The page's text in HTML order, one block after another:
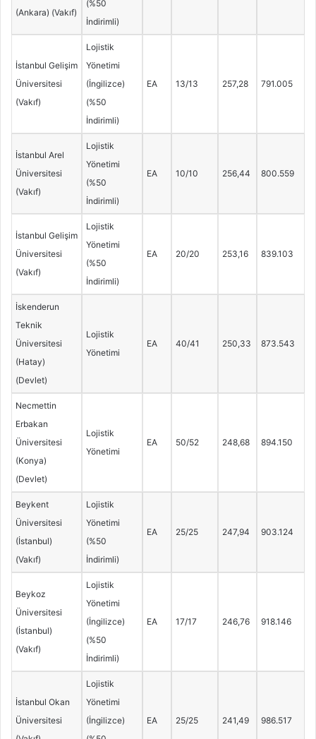
(Ankara) (Vakıf)
(%50
İndirimli)
İstanbul Gelişim
Üniversitesi
(Vakıf)
Lojistik
Yönetimi
(İngilizce)
(%50
İndirimli)
EA 13/13 257,28 791.005
İstanbul Arel
Üniversitesi
(Vakıf)
Lojistik
Yönetimi
(%50
İndirimli)
EA 10/10 256,44 800.559
İstanbul Gelişim
Üniversitesi
(Vakıf)
Lojistik
Yönetimi
(%50
İndirimli)
EA 20/20 253,16 839.103
İskenderun
Teknik
Üniversitesi
(Hatay)
(Devlet)
Lojistik
Yönetimi
EA 40/41 250,33 873.543
Necmettin
Erbakan
Üniversitesi
(Konya)
(Devlet)
Lojistik
Yönetimi
EA 50/52 248,68 894.150
Beykent
Üniversitesi
(İstanbul)
(Vakıf)
Lojistik
Yönetimi
(%50
İndirimli)
EA 25/25 247,94 903.124
Beykoz
Üniversitesi
(İstanbul)
(Vakıf)
Lojistik
Yönetimi
(İngilizce)
(%50
İndirimli)
EA 17/17 246,76 918.146
İstanbul Okan
Üniversitesi
Lojistik
Yönetimi
(İngilizce)
EA 25/25 241,49 986.517